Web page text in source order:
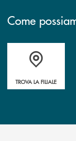
Come
Accedi all' elenco
TROVA LA FILIALE